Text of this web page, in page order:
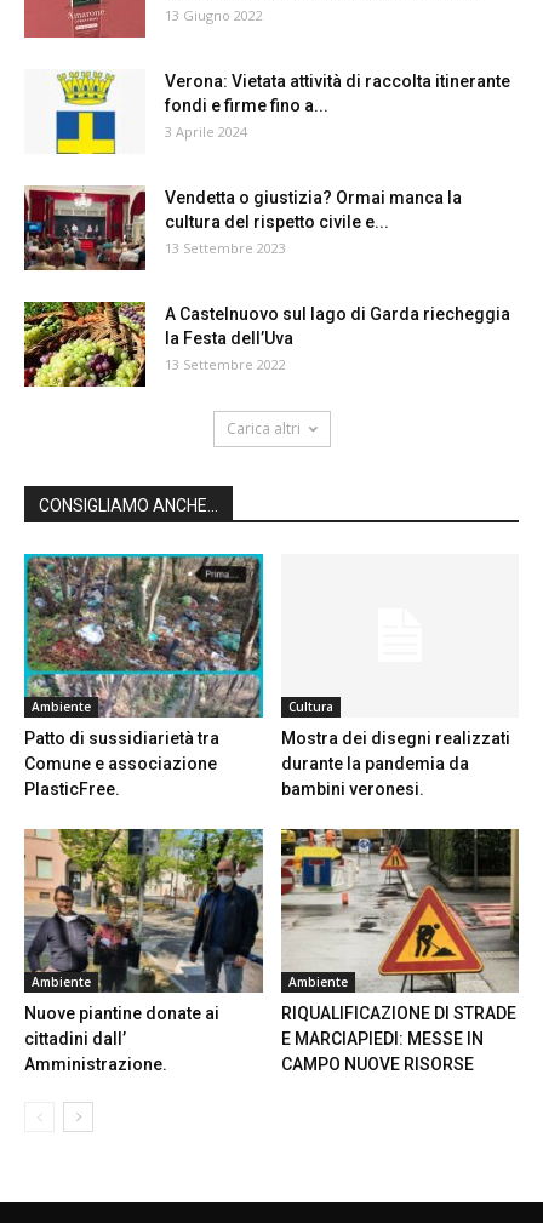
13 Giugno 2022
Verona: Vietata attività di raccolta itinerante
fondi e firme fino a...
3 Aprile 2024
Vendetta o giustizia? Ormai manca la
cultura del rispetto civile e...
13 Settembre 2023
A Castelnuovo sul lago di Garda riecheggia
la Festa dell’Uva
13 Settembre 2022
Carica altri
CONSIGLIAMO ANCHE...
Ambiente
Patto di sussidiarietà tra
Comune e associazione
PlasticFree.
Cultura
Mostra dei disegni realizzati
durante la pandemia da
bambini veronesi.
Ambiente
Nuove piantine donate ai
cittadini dall’
Amministrazione.
Ambiente
RIQUALIFICAZIONE DI STRADE
E MARCIAPIEDI: MESSE IN
CAMPO NUOVE RISORSE